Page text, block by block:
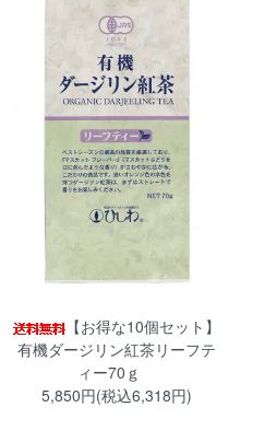
【お得な10個セット】
有機ダージリン紅茶リーフテ
ィー70ｇ
5,850円(税込6,318円)